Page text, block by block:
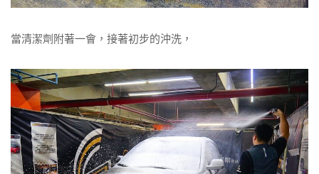
當清潔劑附著一會，接著初步的沖洗，